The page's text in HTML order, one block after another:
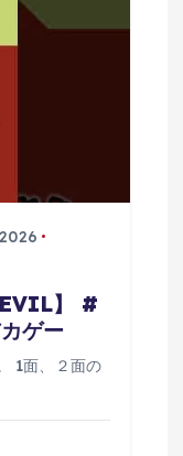
】 #
ゲー
1面、２面の